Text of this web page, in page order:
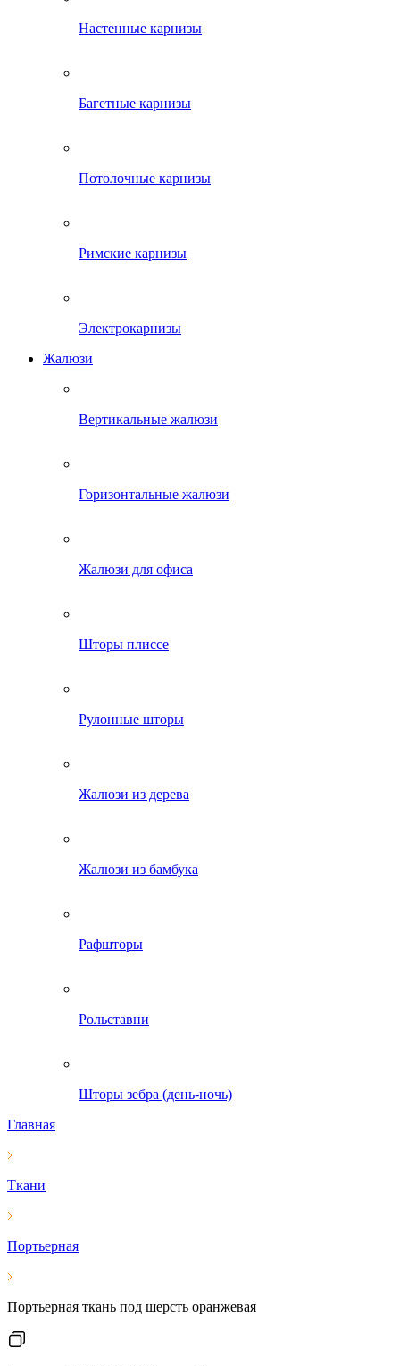
Настенные карнизы
Багетные карнизы
Потолочные карнизы
Римские карнизы
Электрокарнизы
Жалюзи
Вертикальные жалюзи
Горизонтальные жалюзи
Жалюзи для офиса
Шторы плиссе
Рулонные шторы
Жалюзи из дерева
Жалюзи из бамбука
Рафшторы
Рольставни
Шторы зебра (день-ночь)
Главная
Ткани
Портьерная
Портьерная ткань под шерсть оранжевая